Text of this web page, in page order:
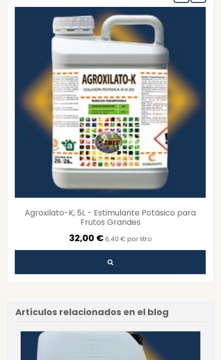
Agroxilato-K, 5L - Estimulante Potásico para
Frutos Grandes
32,00 €6,40 € por litro
Artículos relacionados en el blog